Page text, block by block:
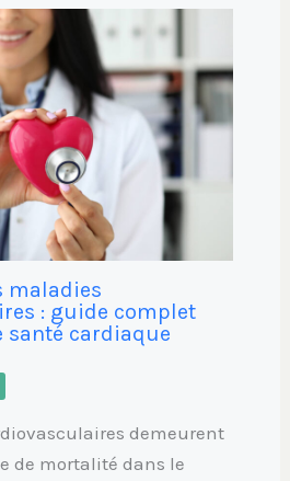
maladies
: guide complet
santé cardiaque
demeurent
de mortalité dans le